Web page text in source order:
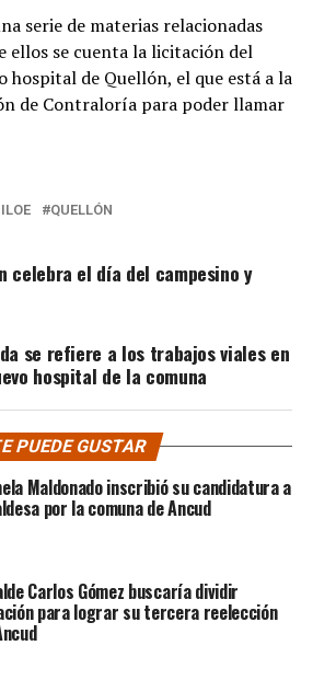
serie de materias relacionadas
ellos se cuenta la licitación del
hospital de Quellón, el que está a la
de Contraloría para poder llamar
QUELLÓN
celebra el día del campesino y
se refiere a los trabajos viales en
hospital de la comuna
PUEDE GUSTAR
Maldonado inscribió su candidatura a
por la comuna de Ancud
Carlos Gómez buscaría dividir
para lograr su tercera reelección